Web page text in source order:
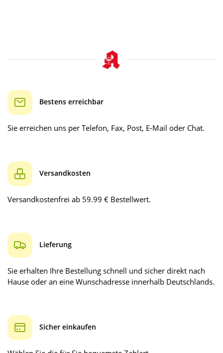
Bestens erreichbar
Sie erreichen uns per Telefon, Fax, Post, E-Mail oder Chat.
Versandkosten
Versandkostenfrei ab 59.99 € Bestellwert.
Lieferung
Sie erhalten Ihre Bestellung schnell und sicher direkt nach
Hause oder an eine Wunschadresse innerhalb Deutschlands.
Sicher einkaufen